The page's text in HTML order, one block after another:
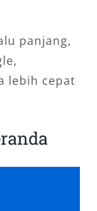
panjang,
lebih cepat